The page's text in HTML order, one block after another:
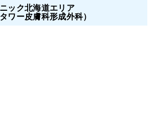
ック北海道エリア
ワー皮膚科形成外科）